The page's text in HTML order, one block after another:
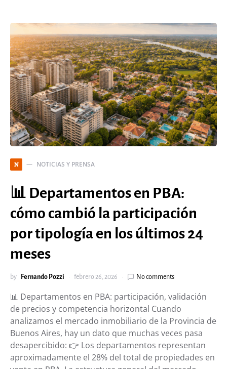
N NOTICIAS Y PRENSA
📊 Departamentos en PBA:
cómo cambió la participación
por tipología en los últimos 24
meses
by Fernando Pozzi febrero 26, 2026 No comments
📊 Departamentos en PBA: participación, validación
de precios y competencia horizontal Cuando
analizamos el mercado inmobiliario de la Provincia de
Buenos Aires, hay un dato que muchas veces pasa
desapercibido: 👉 Los departamentos representan
aproximadamente el 28% del total de propiedades en